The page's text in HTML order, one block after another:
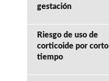
gestación
Riesgo de uso de
corticoide por corto
tiempo